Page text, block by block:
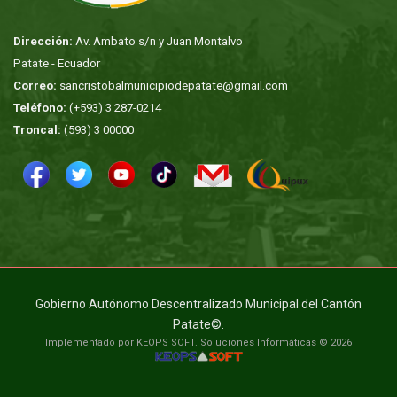
Dirección: Av. Ambato s/n y Juan Montalvo
Patate - Ecuador
Correo: sancristobalmunicipiodepatate@gmail.com
Teléfono: (+593) 3 287-0214
Troncal: (593) 3 00000
Gobierno Autónomo Descentralizado Municipal del Cantón
Patate©.
Implementado por KEOPS SOFT. Soluciones Informáticas © 2026